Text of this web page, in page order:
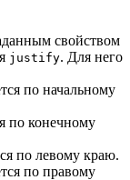
свойством
justify. Для него
по начальному
по конечному
по левому краю.
по правому